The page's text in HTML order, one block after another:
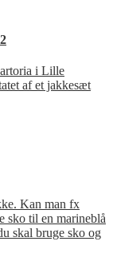
i Lille
af et jakkesæt
Kan man fx
sko til en marineblå
skal bruge sko og